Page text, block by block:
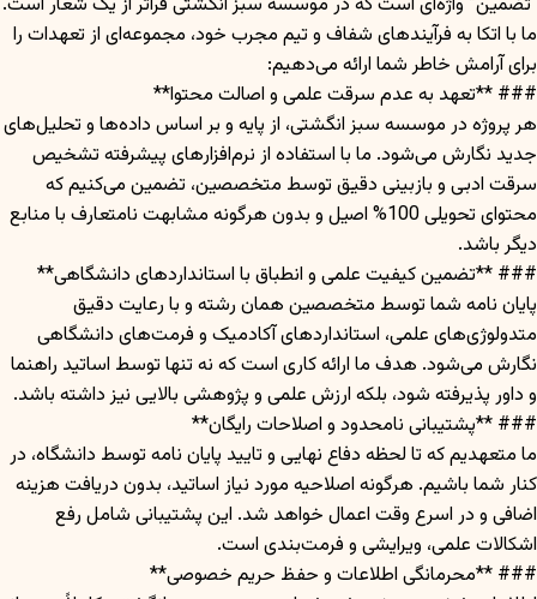
ما با اتکا به فرآیندهای شفاف و تیم مجرب خود، مجموعه‌ای از تعهدات را
برای آرامش خاطر شما ارائه می‌دهیم:
### **تعهد به عدم سرقت علمی و اصالت محتوا**
هر پروژه در موسسه سبز انگشتی، از پایه و بر اساس داده‌ها و تحلیل‌های
جدید نگارش می‌شود. ما با استفاده از نرم‌افزارهای پیشرفته تشخیص
سرقت ادبی و بازبینی دقیق توسط متخصصین، تضمین می‌کنیم که
محتوای تحویلی 100% اصیل و بدون هرگونه مشابهت نامتعارف با منابع
دیگر باشد.
### **تضمین کیفیت علمی و انطباق با استانداردهای دانشگاهی**
پایان نامه شما توسط متخصصین همان رشته و با رعایت دقیق
متدولوژی‌های علمی، استانداردهای آکادمیک و فرمت‌های دانشگاهی
نگارش می‌شود. هدف ما ارائه کاری است که نه تنها توسط اساتید راهنما
و داور پذیرفته شود، بلکه ارزش علمی و پژوهشی بالایی نیز داشته باشد.
### **پشتیبانی نامحدود و اصلاحات رایگان**
ما متعهدیم که تا لحظه دفاع نهایی و تایید پایان نامه توسط دانشگاه، در
کنار شما باشیم. هرگونه اصلاحیه مورد نیاز اساتید، بدون دریافت هزینه
اضافی و در اسرع وقت اعمال خواهد شد. این پشتیبانی شامل رفع
اشکالات علمی، ویرایشی و فرمت‌بندی است.
### **محرمانگی اطلاعات و حفظ حریم خصوصی**